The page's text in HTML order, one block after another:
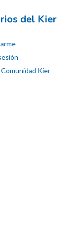
del Kier
Kier